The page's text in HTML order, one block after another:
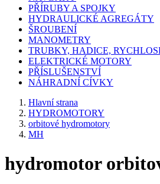
PŘÍRUBY A SPOJKY
HYDRAULICKÉ AGREGÁTY
ŠROUBENÍ
MANOMETRY
TRUBKY, HADICE,
ELEKTRICKÉ MOTORY
PŘÍSLUŠENSTVÍ
NÁHRADNÍ CÍVKY
Hlavní strana
HYDROMOTORY
orbitové hydromotory
MH
hydromotor